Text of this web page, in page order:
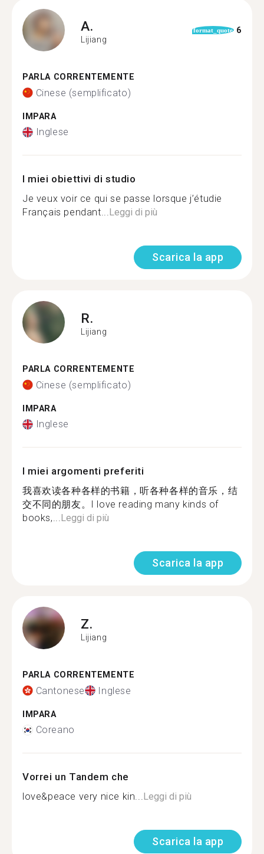
A.
Lijiang
format_quote 6
PARLA CORRENTEMENTE
Cinese (semplificato)
IMPARA
Inglese
I miei obiettivi di studio
Je veux voir ce qui se passe lorsque j’étudie
Français pendant...Leggi di più
Scarica la app
R.
Lijiang
PARLA CORRENTEMENTE
Cinese (semplificato)
IMPARA
Inglese
I miei argomenti preferiti
我喜欢读各种各样的书籍，听各种各样的音乐，结
交不同的朋友。I love reading many kinds of
books,...Leggi di più
Scarica la app
Z.
Lijiang
PARLA CORRENTEMENTE
Cantonese Inglese
IMPARA
Coreano
Vorrei un Tandem che
love&peace very nice kin...Leggi di più
Scarica la app